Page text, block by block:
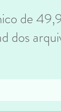
de
dos